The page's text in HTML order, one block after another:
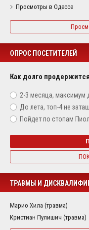
Просмотры в Одессе
ОПРОС ПОСЕТИТЕЛЕЙ
Как долго
2-3 месяца, максимум
До лета, топ-4 не
Пойдет по стопам
ТРАВМЫ И
Марио Хила (травма)
Кристиан Пулишич (травма)